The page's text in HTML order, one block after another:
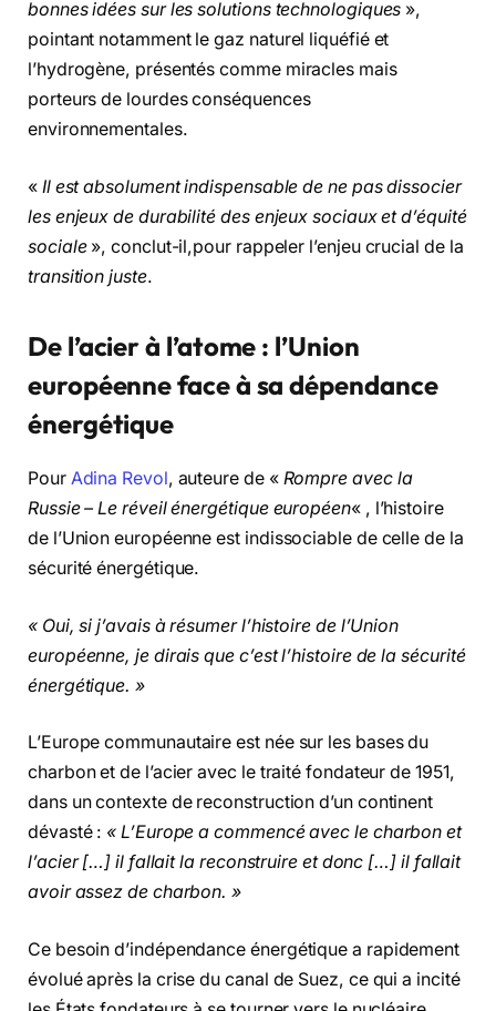
bonnes idées sur les solutions technologiques »,
pointant notamment le gaz naturel liquéfié et
l’hydrogène, présentés comme miracles mais
porteurs de lourdes conséquences
environnementales.
« Il est absolument indispensable de ne pas dissocier
les enjeux de durabilité des enjeux sociaux et d’équité
sociale», conclut-il,pour rappeler l’enjeu crucial de la
transition juste.
De l’acier à l’atome : l’Union
européenne face à sa dépendance
énergétique
Pour Adina Revol, auteure de « Rompre avec la
Russie – Le réveil énergétique européen« , l’histoire
de l’Union européenne est indissociable de celle de la
sécurité énergétique.
« Oui, si j’avais à résumer l’histoire de l’Union
européenne, je dirais que c’est l’histoire de la sécurité
énergétique. »
L’Europe communautaire est née sur les bases du
charbon et de l’acier avec le traité fondateur de 1951,
dans un contexte de reconstruction d’un continent
dévasté : « L’Europe a commencé avec le charbon et
l’acier […] il fallait la reconstruire et donc […] il fallait
avoir assez de charbon. »
Ce besoin d’indépendance énergétique a rapidement
évolué après la crise du canal de Suez, ce qui a incité